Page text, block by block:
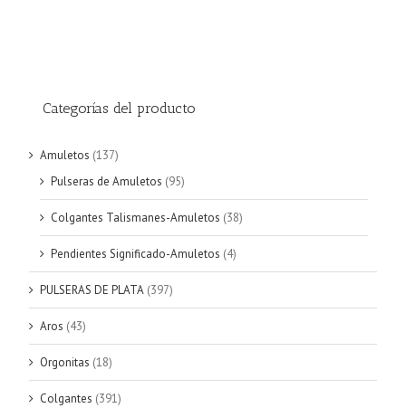
Categorías del producto
Amuletos (137)
Pulseras de Amuletos (95)
Colgantes Talismanes-Amuletos (38)
Pendientes Significado-Amuletos (4)
PULSERAS DE PLATA (397)
Aros (43)
Orgonitas (18)
Colgantes (391)